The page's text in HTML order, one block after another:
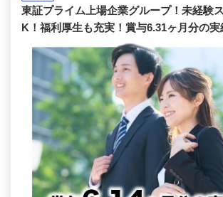
東証プライム上場企業グループ！未経験
K！福利厚生も充実！賞与6.31ヶ月分の実